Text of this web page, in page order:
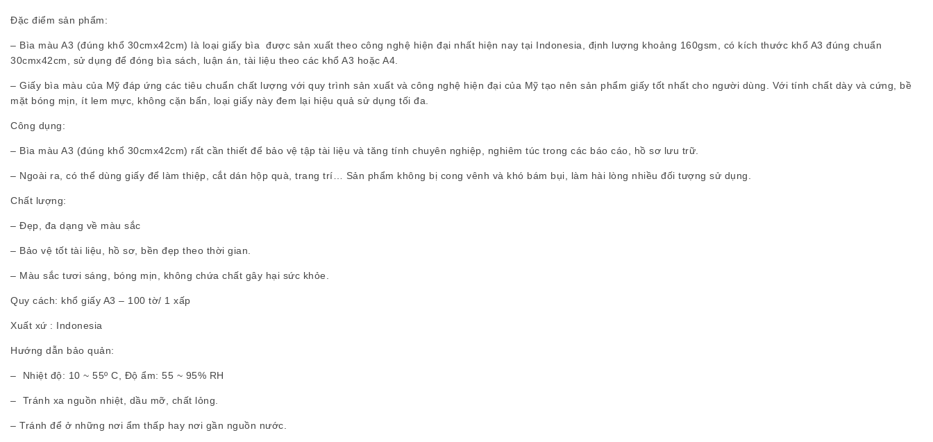
Đặc điểm sản phẩm:
– Bìa màu A3 (đúng khổ 30cmx42cm) là loại giấy bìa được sản xuất theo công nghệ hiện đại nhất hiện nay tại Indonesia, định lượng khoảng 160gsm, có kích thước khổ A3 đúng chuẩn
30cmx42cm, sử dụng để đóng bìa sách, luận án, tài liệu theo các khổ A3 hoặc A4.
– Giấy bìa màu của Mỹ đáp ứng các tiêu chuẩn chất lượng với quy trình sản xuất và công nghệ hiện đại của Mỹ tạo nên sản phẩm giấy tốt nhất cho người dùng. Với tính chất dày và cứng, bề
mặt bóng mịn, ít lem mực, không cặn bẩn, loại giấy này đem lại hiệu quả sử dụng tối đa.
Công dụng:
– Bìa màu A3 (đúng khổ 30cmx42cm) rất cần thiết để bảo vệ tập tài liệu và tăng tính chuyên nghiệp, nghiêm túc trong các báo cáo, hồ sơ lưu trữ.
– Ngoài ra, có thể dùng giấy để làm thiệp, cắt dán hộp quà, trang trí… Sản phẩm không bị cong vênh và khó bám bụi, làm hài lòng nhiều đối tượng sử dụng.
Chất lượng:
– Đẹp, đa dạng về màu sắc
– Bảo vệ tốt tài liệu, hồ sơ, bền đẹp theo thời gian.
– Màu sắc tươi sáng, bóng mịn, không chứa chất gây hại sức khỏe.
Quy cách: khổ giấy A3 – 100 tờ/ 1 xấp
Xuất xứ : Indonesia
Hướng dẫn bảo quản:
– Nhiệt độ: 10 ~ 55º C, Độ ẩm: 55 ~ 95% RH
– Tránh xa nguồn nhiệt, dầu mỡ, chất lỏng.
– Tránh để ở những nơi ẩm thấp hay nơi gần nguồn nước.